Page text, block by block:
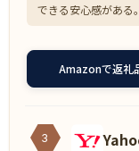
できる安心感がある。
Amazonで返礼
3